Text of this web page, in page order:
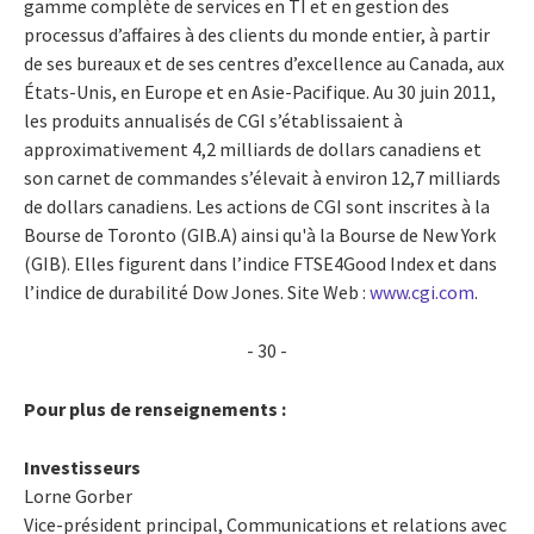
gamme complète de services en TI et en gestion des
processus d’affaires à des clients du monde entier, à partir
de ses bureaux et de ses centres d’excellence au Canada, aux
États-Unis, en Europe et en Asie-Pacifique. Au 30 juin 2011,
les produits annualisés de CGI s’établissaient à
approximativement 4,2 milliards de dollars canadiens et
son carnet de commandes s’élevait à environ 12,7 milliards
de dollars canadiens. Les actions de CGI sont inscrites à la
Bourse de Toronto (GIB.A) ainsi qu'à la Bourse de New York
(GIB). Elles figurent dans l’indice FTSE4Good Index et dans
l’indice de durabilité Dow Jones. Site Web : www.cgi.com.
- 30 -
Pour plus de renseignements :
Investisseurs
Lorne Gorber
Vice-président principal, Communications et relations avec